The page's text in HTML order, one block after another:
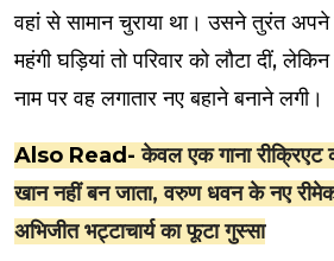
वहां से सामान चुराया था। उसने तुरंत अपने
महंगी घड़ियां तो परिवार को लौटा दीं,
नाम पर वह लगातार नए बहाने बनाने लगी।
Also Read-केवल एक गाना
खान नहीं बन जाता, वरुण धवन के नए
अभिजीत भट्टाचार्य का फूटा गुस्सा